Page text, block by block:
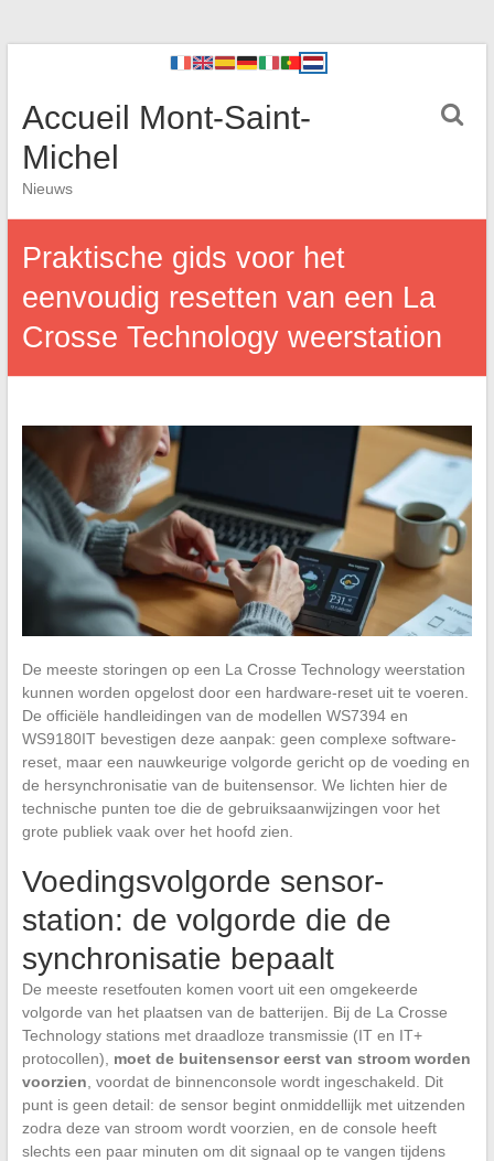
Accueil Mont-Saint-
Michel
Nieuws
Praktische gids voor het
eenvoudig resetten van een La
Crosse Technology weerstation
De meeste storingen op een La Crosse Technology weerstation
kunnen worden opgelost door een hardware-reset uit te voeren.
De officiële handleidingen van de modellen WS7394 en
WS9180IT bevestigen deze aanpak: geen complexe software-
reset, maar een nauwkeurige volgorde gericht op de voeding en
de hersynchronisatie van de buitensensor. We lichten hier de
technische punten toe die de gebruiksaanwijzingen voor het
grote publiek vaak over het hoofd zien.
Voedingsvolgorde sensor-
station: de volgorde die de
synchronisatie bepaalt
De meeste resetfouten komen voort uit een omgekeerde
volgorde van het plaatsen van de batterijen. Bij de La Crosse
Technology stations met draadloze transmissie (IT en IT+
protocollen), moet de buitensensor eerst van stroom worden
voorzien , voordat de binnenconsole wordt ingeschakeld. Dit
punt is geen detail: de sensor begint onmiddellijk met uitzenden
zodra deze van stroom wordt voorzien, en de console heeft
slechts een paar minuten om dit signaal op te vangen tijdens